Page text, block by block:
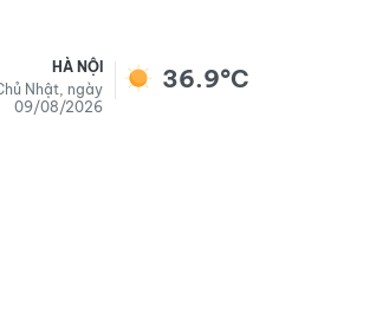
HÀ NỘI
Nhật, ngày
09/08/2026
36.9°C